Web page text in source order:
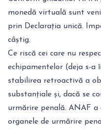
monedă virtuală sunt
prin Declarația unică.
câștig.
Ce riscă cei care nu
echipamentelor (deja s-
stabilirea retroactivă a
substanțiale și, dacă se
urmărire penală. ANAF
organele de urmărire